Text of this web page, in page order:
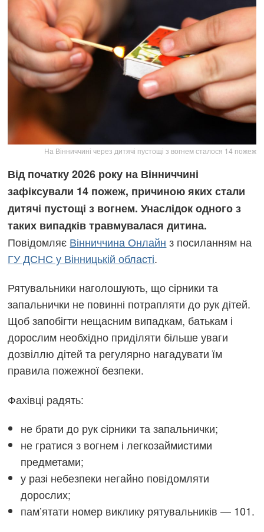
На Вінниччині через дитячі пустощі з вогнем сталося 14 пожеж
Від початку 2026 року на Вінниччині
зафіксували 14 пожеж, причиною яких стали
дитячі пустощі з вогнем. Унаслідок одного з
таких випадків травмувалася дитина.
Повідомляє Вінниччина Онлайн з посиланням на
ГУ ДСНС у Вінницькій області.
Рятувальники наголошують, що сірники та
запальнички не повинні потрапляти до рук дітей.
Щоб запобігти нещасним випадкам, батькам і
дорослим необхідно приділяти більше уваги
дозвіллю дітей та регулярно нагадувати їм
правила пожежної безпеки.
Фахівці радять:
не брати до рук сірники та запальнички;
не гратися з вогнем і легкозаймистими
предметами;
у разі небезпеки негайно повідомляти
дорослих;
пам’ятати номер виклику рятувальників — 101.